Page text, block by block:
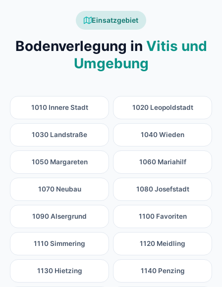
Einsatzgebiet
Bodenverlegung in Vitis und
Umgebung
1010 Innere Stadt 1020 Leopoldstadt
1030 Landstraße 1040 Wieden
1050 Margareten 1060 Mariahilf
1070 Neubau 1080 Josefstadt
1090 Alsergrund 1100 Favoriten
1110 Simmering 1120 Meidling
1130 Hietzing 1140 Penzing